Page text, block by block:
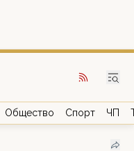
Общество Спорт ЧП